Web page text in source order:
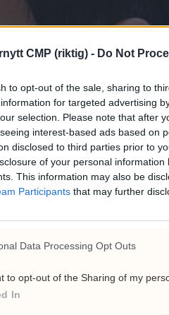
CMP (riktig) - Do Not
to opt-out of the sale, sharing to
for targeted advertising
selection. Please note that after
interest-based ads based on
disclosed to third parties prior to
of your personal information
This information may also be
Participants that may further
Data Processing Opt Outs
to opt-out of the Sharing of my
In
Frp: –